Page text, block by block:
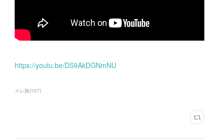
https://youtu.be/DS9AkDGNmNU
メレ旅(107)